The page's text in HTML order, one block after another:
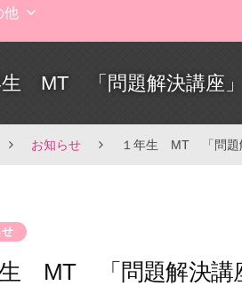
他
生 MT 「問題解決講座」
お知らせ １年生 MT 「問題
せ
生 MT 「問題解決講